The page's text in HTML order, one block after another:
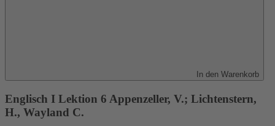
In den Warenkorb
Englisch I Lektion 6 Appenzeller, V.; Lichtenstern,
H., Wayland C.